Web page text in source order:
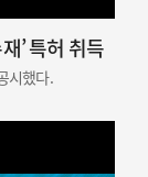
’ 특허 취득
시했다.